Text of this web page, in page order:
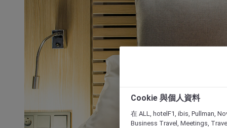
Cookie 與個人資料
在 ALL, hotelF1, ibis, Pullman,
Business Travel, Meetings,